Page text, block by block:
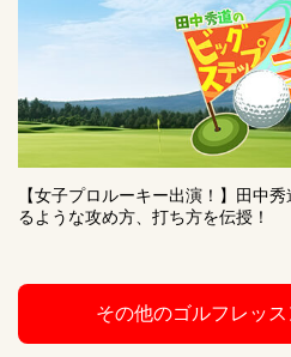
【女子プロルーキー出演！】田中
るような攻め方、打ち方を伝授！
その他のゴルフレッ